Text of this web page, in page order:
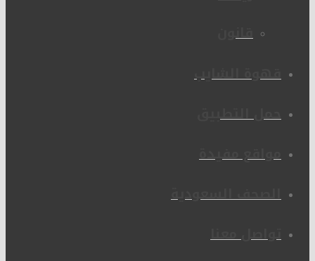
قانون
قهوة الشايب
حمل التطبيق
مواقع مفيدة
الصحف السعودية
تواصل معنا